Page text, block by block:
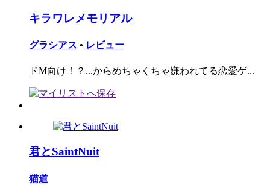
キラワレメモリアル
グラシアス • レビュー
ドM向け！？...からめちゃくちゃ嫌われてる恋愛ゲ...
君とSaintNuit
猫道